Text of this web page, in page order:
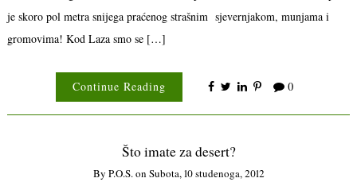
je skoro pol metra snijega praćenog strašnim sjevernjakom, munjama i
gromovima! Kod Laza smo se […]
Continue Reading 0
Što imate za desert?
By P.o.s.on Subota, 10 studenoga, 2012